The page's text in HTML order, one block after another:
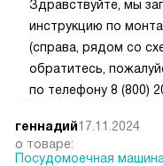
Здравствуйте, мы
инструкцию по
(справа, рядом со
обратитесь,
по телефону 8 (800)
геннадий17.11.2024
о товаре:
Посудомоечная